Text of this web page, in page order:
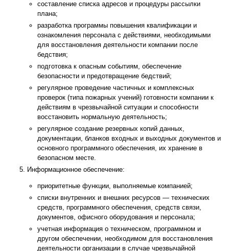
составление списка адресов и процедуры рассылки
плана;
разработка программы повышения квалификации и
ознакомления персонала с действиями, необходимыми
для восстановления деятельности компании после
бедствия;
подготовка к опасным событиям, обеспечение
безопасности и предотвращение бедствий;
регулярное проведение частичных и комплексных
проверок (типа пожарных учений) готовности компании к
действиям в чрезвычайной ситуации и способности
восстановить нормальную деятельность;
регулярное создание резервных копий данных,
документации, бланков входных и выходных документов и
основного программного обеспечения, их хранение в
безопасном месте.
Информационное обеспечение:
приоритетные функции, выполняемые компанией;
списки внутренних и внешних ресурсов — технических
средств, программного обеспечения, средств связи,
документов, офисного оборудования и персонала;
учетная информация о техническом, программном и
другом обеспечении, необходимом для восстановления
деятельности организации в случае чрезвычайной